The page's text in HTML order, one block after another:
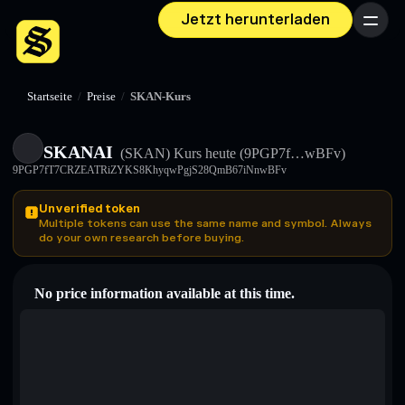
Jetzt herunterladen Menü
Startseite / Preise / SKAN-Kurs
SKANAI (SKAN) Kurs heute (9PGP7f…wBFv)
9PGP7fT7CRZEATRiZYKS8KhyqwPgjS28QmB67iNnwBFv
Unverified token
Multiple tokens can use the same name and symbol. Always
do your own research before buying.
No price information available at this time.